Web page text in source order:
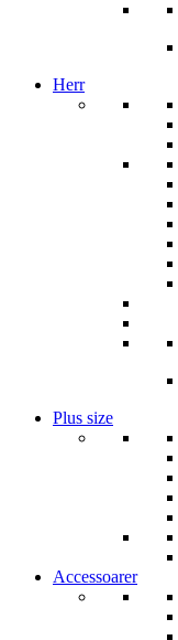
Herr
Plus size
Accessoarer